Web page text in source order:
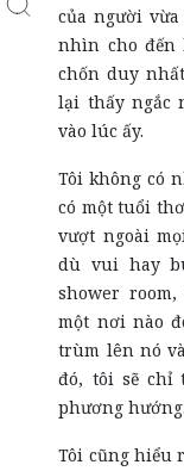
của người
nhìn cho
chốn duy
lại thấy ngắc
vào lúc ấy.
Tôi không có
có một tuổi
vượt ngoài
dù vui hay
shower
một nơi nào
trùm lên nó
đó, tôi sẽ chỉ
phương hướng.
Tôi cũng hiểu